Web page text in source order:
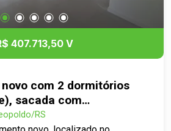
407.713,50 V
com 2 dormitórios
sacada com
e garagem no Centro de
RS